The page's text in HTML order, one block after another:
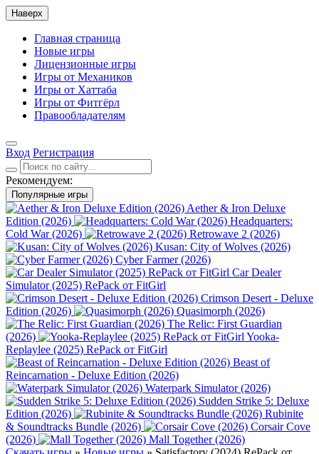
Наверх
Главная страница
Новые игры
Лицензионные игры
Игры от Механиков
Игры от Хаттаба
Игры от Фитгёрл
Правообладателям
Вход Регистрация
Рекомендуем:
Популярные игры
Aether & Iron Deluxe
Edition (2026)
Headquarters:
Cold War (2026)
Retrowave 2 (2026)
Kusan: City of Wolves (2026)
Cyber Farmer (2026)
Car Dealer
Simulator (2025) RePack от FitGirl
Crimson Desert - Deluxe
Edition (2026)
Quasimorph (2026)
The Relic: First Guardian
(2026)
Yooka-
Replaylee (2025) RePack от FitGirl
Beast of
Reincarnation - Deluxe Edition (2026)
Waterpark Simulator (2026)
Sudden Strike 5: Deluxe
Edition (2026)
Rubinite
& Soundtracks Bundle (2026)
Corsair Cove
(2026)
Mall Together (2026)